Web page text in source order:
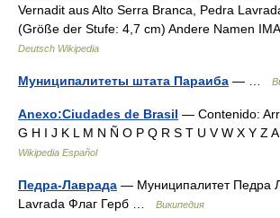
Vernadit aus Alto Serra Branca, Pedra
(Größe der Stufe: 4,7 cm) Andere Namen
Deutsch Wikipedia
Муниципалитеты штата Параиба — …
Anexo:Ciudades de Brasil — Contenido:
G H I J K L M N Ñ O P Q R S T U V W X Y Z
Wikipedia Español
Педра-Лаврада — Муниципалитет Педра
Lavrada Флаг Герб …
Википедия